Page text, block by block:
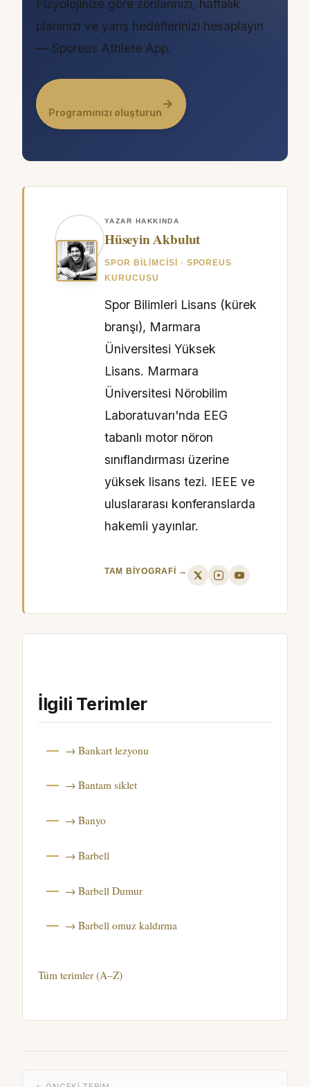
Fizyolojinize göre zonlarınızı, haftalık
planınızı ve yarış hedeflerinizi hesaplayın
— Sporeus Athlete App.
Programınızı oluşturun
→
YAZAR HAKKINDA
Hüseyin Akbulut
SPOR BILIMCISI · SPOREUS
KURUCUSU
Spor Bilimleri Lisans (kürek
branşı), Marmara
Üniversitesi Yüksek
Lisans. Marmara
Üniversitesi Nörobilim
Laboratuvarı'nda EEG
tabanlı motor nöron
sınıflandırması üzerine
yüksek lisans tezi. IEEE ve
uluslararası konferanslarda
hakemli yayınlar.
TAM BIYOGRAFI →
İlgili Terimler
→ Bankart lezyonu
→ Bantam siklet
→ Banyo
→ Barbell
→ Barbell Dumur
→ Barbell omuz kaldırma
Tüm terimler (A–Z)